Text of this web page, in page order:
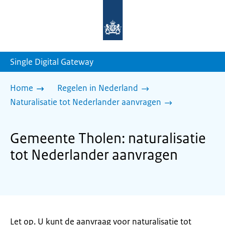
homepage
Single Digital Gateway
Home
Regelen in Nederland
Naturalisatie tot Nederlander aanvragen
Gemeente Tholen: naturalisatie
tot Nederlander aanvragen
Let op. U kunt de aanvraag voor naturalisatie tot